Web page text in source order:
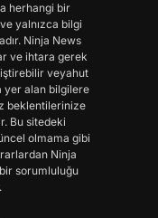
herhangi bir
yalnızca bilgi
Ninja News
ve ihtara gerek
veyahut
yer alan bilgilere
beklentilerinize
Bu sitedeki
olmama gibi
Ninja
sorumluluğu